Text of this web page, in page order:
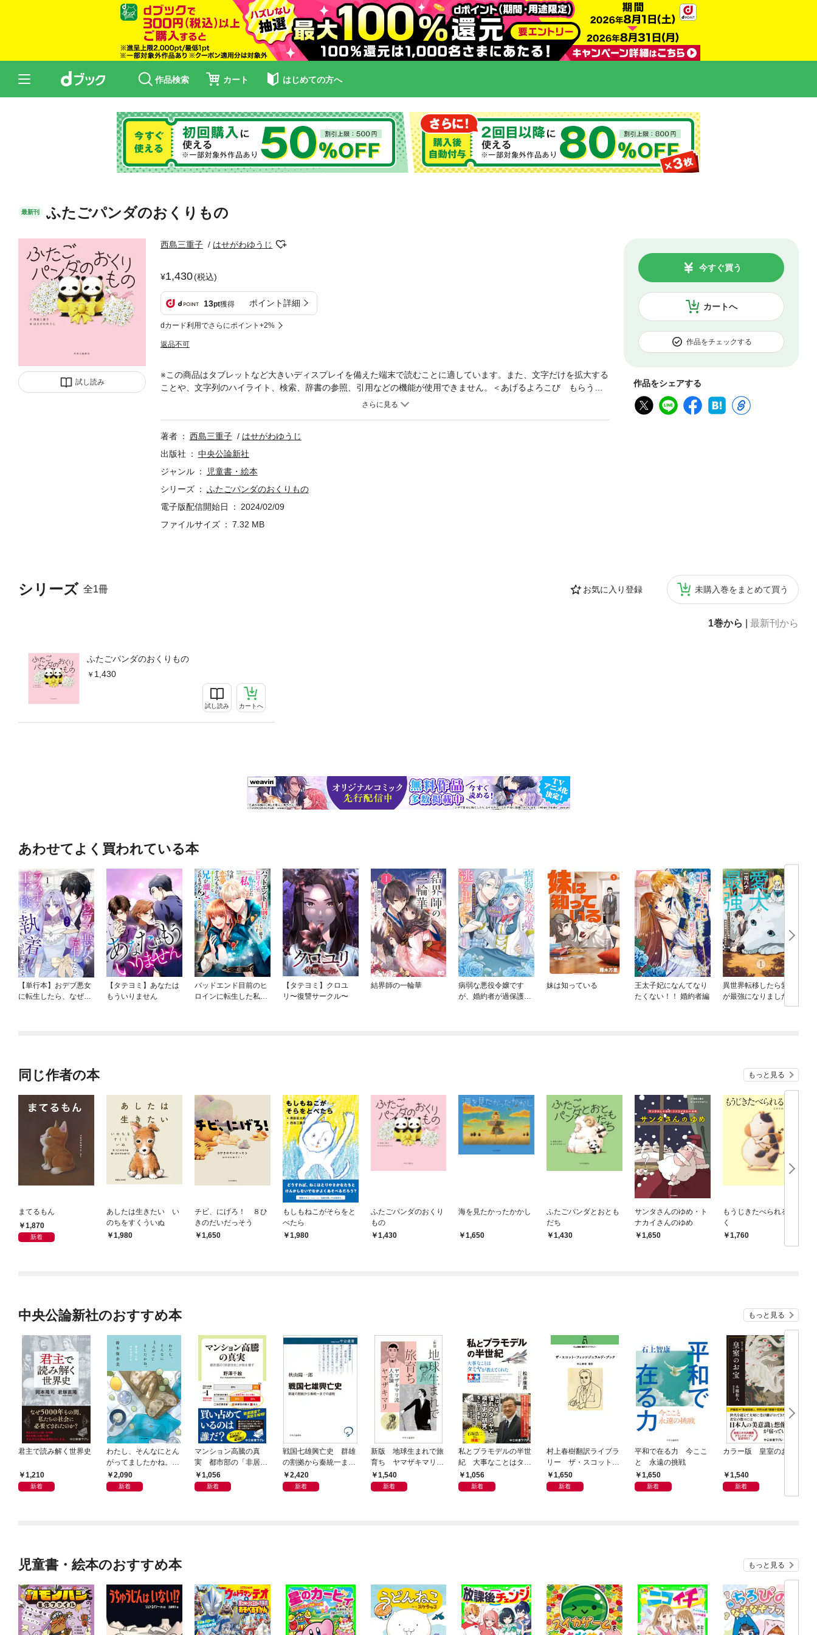
作品検索 カート はじめての方へ
最新刊 ふたごパンダのおくりもの
試し読み
西島三重子 はせがわゆうじ
1,430(税込)
13pt獲得 ポイント詳細
dカード利用でさらにポイント+2%
返品不可
カートへ
今すぐ買う
作品をチェックする
作品をシェアする
シリーズ 全1冊 お気に入り登録 未購入巻をまとめて買う
1巻から 最新刊から
ふたごパンダのおくりもの
1,430
試し読み カートへ
※この商品はタブレットなど大きいディスプレイを備えた端末で読むことに適しています。また、文字だけを拡大する
ことや、文字列のハイライト、検索、辞書の参照、引用などの機能が使用できません。＜あげるよろこび もらうし
あわせ＞ゆらん ゆらん。ふたごパンダがしあわせもとめて行ったのは？子どもから大人までプレゼントにも最適な
著者 西島三重子
はせがわゆうじ
出版社
中央公論新社
ジャンル
児童書・絵本
シリーズ
ふたごパンダのおくりもの
電子版配信開始日
2024/02/09
ファイルサイズ
7.32 MB
あわせてよく買われている本
【単行本】おデブ悪女
に転生したら、なぜか
【タテヨミ】あなたは
もういりません
バッドエンド目前のヒ
ロインに転生した私、
【タテヨミ】クロユ
リ〜復讐サークル〜
結界師の一輪華
病弱な悪役令嬢です
が、婚約者が過保護す
妹は知っている
王太子妃になんてなり
たくない！！ 婚約者編
異世界転移したら愛犬
が最強になりました ～
シルバーフェンリルと
同じ作者の本 もっと見る
まてるもん
1,870
新着
あしたは生きたい い
のちをすくういぬ
1,980
チビ、にげろ！ ８ひ
きのだいだっそう
1,650
もしもねこがそらをと
べたら
1,980
ふたごパンダのおくり
もの
1,430
海を見たかったかかし
1,650
ふたごパンダとおとも
だち
1,430
サンタさんのゆめ・ト
ナカイさんのゆめ
1,650
もうじきたべられるぼ
く
1,760
中央公論新社のおすすめ本 もっと見る
君主で読み解く世界史
1,210
新着
わたし、そんなにとん
がってましたかね。
獅子座、Ａ型、丙午は
めぐる
2,090
新着
マンション高騰の真
実 都市部の「非居住
化」が街を壊す
1,056
新着
戦国七雄興亡史 群雄
の割拠から秦統一まで
の道程
2,420
新着
新版 地球生まれで旅
育ち ヤマザキマリ流
人生論
1,540
新着
私とプラモデルの半世
紀 大事なことはタミ
ヤが教えてくれた
1,056
新着
村上春樹翻訳ライブラ
リー ザ・スコット・
フィッツジェラルド・
ブック
1,650
新着
平和で在る力 今ここ
と 永遠の挑戦
1,650
新着
カラー版 皇室のお宝
1,540
新着
児童書・絵本のおすすめ本 もっと見る